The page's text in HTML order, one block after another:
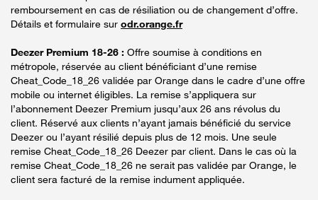
remboursement en cas de résiliation ou de changement d’offre.
Détails et formulaire sur odr.orange.fr
Deezer Premium 18-26 : Offre soumise à conditions en
métropole, réservée au client bénéficiant d’une remise
Cheat_Code_18_26 validée par Orange dans le cadre d’une offre
mobile ou internet éligibles. La remise s’appliquera sur
l’abonnement Deezer Premium jusqu’aux 26 ans révolus du
client. Réservé aux clients n’ayant jamais bénéficié du service
Deezer ou l’ayant résilié depuis plus de 12 mois. Une seule
remise Cheat_Code_18_26 Deezer par client. Dans le cas où la
remise Cheat_Code_18_26 ne serait pas validée par Orange, le
client sera facturé de la remise indument appliquée.